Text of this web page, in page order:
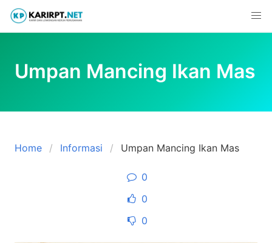
Skip
content
Umpan Mancing Ikan Mas
Home Informasi Umpan Mancing Ikan Mas
0
0
0